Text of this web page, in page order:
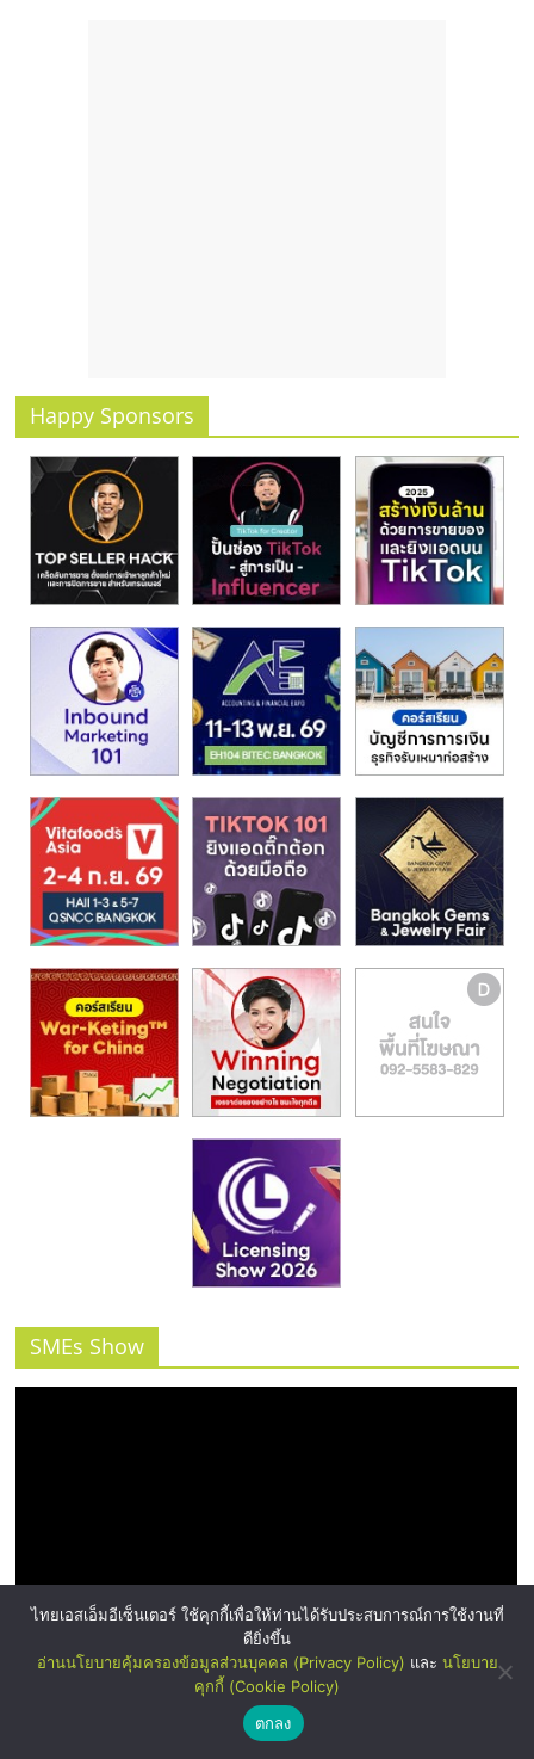
Happy Sponsors
SMEs Show
ไทยเอสเอ็มอีเซ็นเตอร์ ใช้คุกกี้เพื่อให้ท่านได้รับประสบการณ์การใช้งานที่
ดียิ่งขึ้น
อ่านนโยบายคุ้มครองข้อมูลส่วนบุคคล (Privacy Policy) และ นโยบาย
คุกกี้ (Cookie Policy)
ตกลง